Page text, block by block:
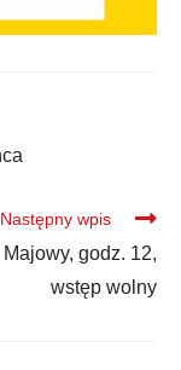
Następny wpis
godz. 12,
wstęp wolny